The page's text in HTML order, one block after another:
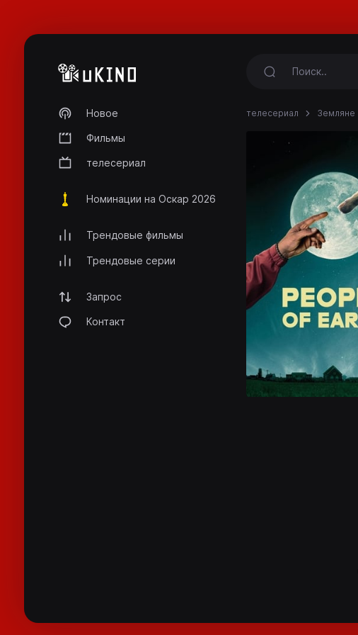
Новое
Фильмы
телесериал
Номинации на Оскар 2026
Трендовые фильмы
Трендовые серии
Запрос
Контакт
телесериал Земляне